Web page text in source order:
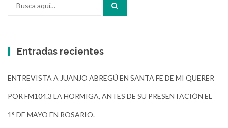
Entradas recientes
ENTREVISTA A JUANJO ABREGÚ EN SANTA FE DE MI QUERER
POR FM104.3 LA HORMIGA, ANTES DE SU PRESENTACIÓN EL
1° DE MAYO EN ROSARIO.